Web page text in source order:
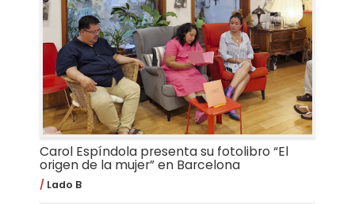
Carol Espíndola presenta su fotolibro “El
origen de la mujer” en Barcelona
Lado B